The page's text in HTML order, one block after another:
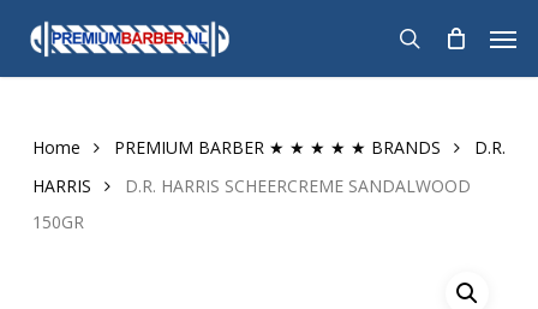
main
search
Home PREMIUM BARBER ★ ★ ★ ★ ★ BRANDS
D.R.
HARRIS
D.R. HARRIS SCHEERCREME SANDALWOOD
150GR